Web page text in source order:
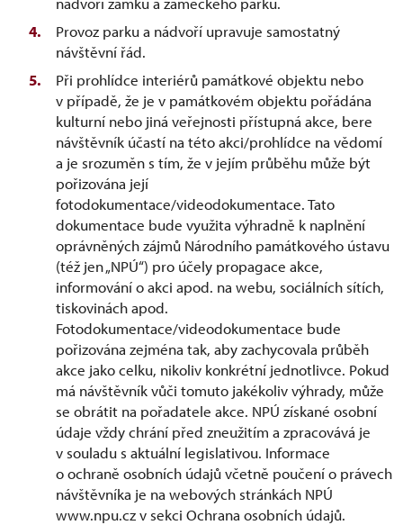
Provoz parku a nádvoří upravuje samostatný
návštěvní řád.
Při prohlídce interiérů památkové objektu nebo
v případě, že je v památkovém objektu pořádána
kulturní nebo jiná veřejnosti přístupná akce, bere
návštěvník účastí na této akci/prohlídce na vědomí
a je srozuměn s tím, že v jejím průběhu může být
pořizována její
fotodokumentace/videodokumentace. Tato
dokumentace bude využita výhradně k naplnění
oprávněných zájmů Národního památkového ústavu
(též jen „NPÚ“) pro účely propagace akce,
informování o akci apod. na webu, sociálních sítích,
tiskovinách apod.
Fotodokumentace/videodokumentace bude
pořizována zejména tak, aby zachycovala průběh
akce jako celku, nikoliv konkrétní jednotlivce. Pokud
má návštěvník vůči tomuto jakékoliv výhrady, může
se obrátit na pořadatele akce. NPÚ získané osobní
údaje vždy chrání před zneužitím a zpracovává je
v souladu s aktuální legislativou. Informace
o ochraně osobních údajů včetně poučení o právech
návštěvníka je na webových stránkách NPÚ
www.npu.cz v sekci Ochrana osobních údajů.